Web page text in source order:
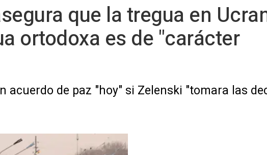
que la tregua en
ortodoxa es de "carácter
acuerdo de paz "hoy" si Zelenski "tomara las